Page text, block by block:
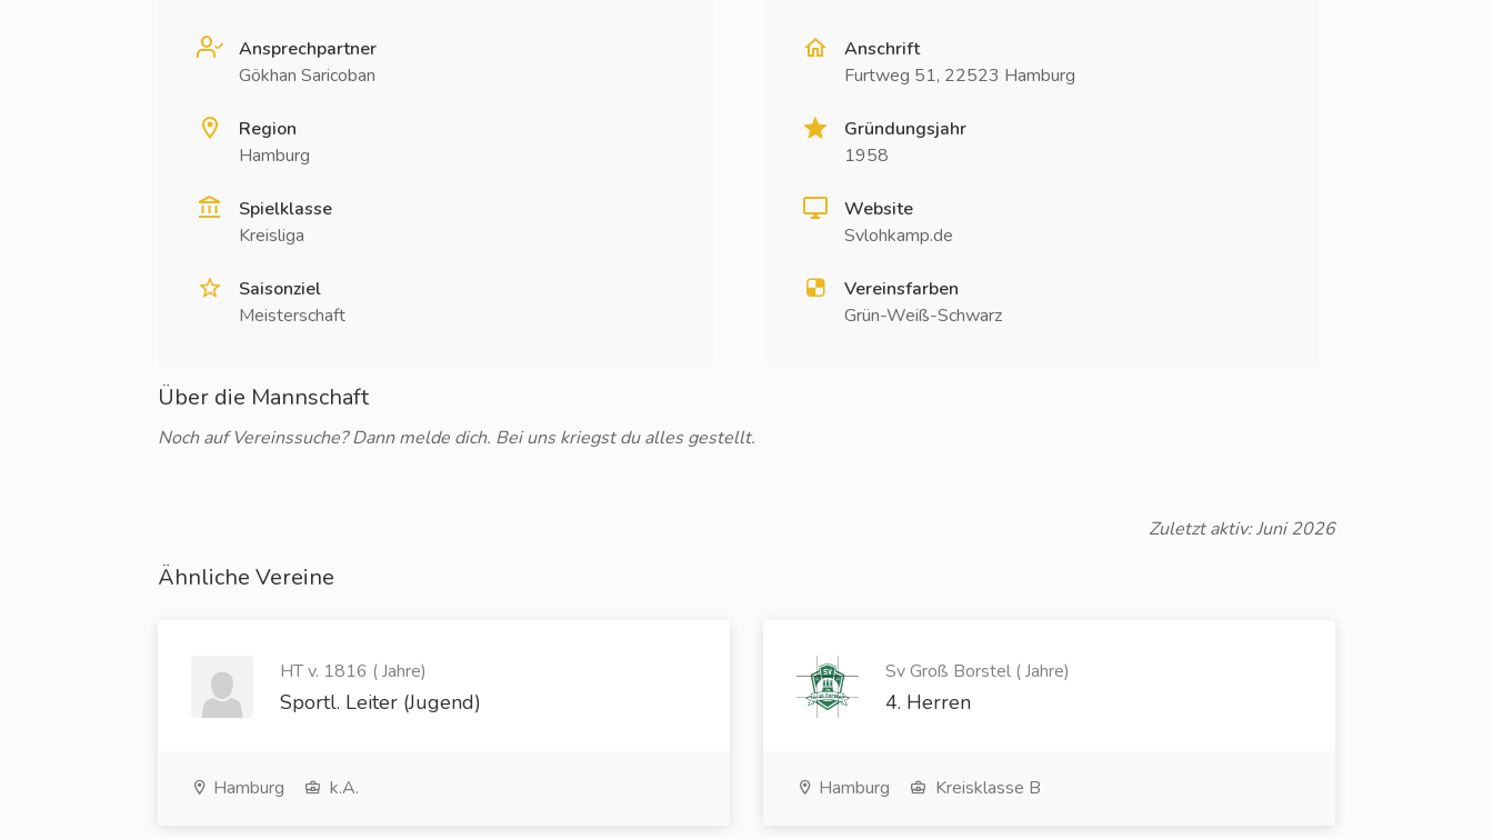
Ansprechpartner
Gökhan Saricoban
Region
Hamburg
Spielklasse
Kreisliga
Saisonziel
Meisterschaft
Anschrift
Furtweg 51, 22523 Hamburg
Gründungsjahr
1958
Website
Svlohkamp.de
Vereinsfarben
Grün-Weiß-Schwarz
Über die Mannschaft
Noch auf Vereinssuche? Dann melde dich. Bei uns kriegst du alles gestellt.
Zuletzt aktiv: Juni 2026
Ähnliche Vereine
HT v. 1816 ( Jahre)
Sportl. Leiter (Jugend)
Hamburg k.A.
Sv Groß Borstel ( Jahre)
4. Herren
Hamburg Kreisklasse B